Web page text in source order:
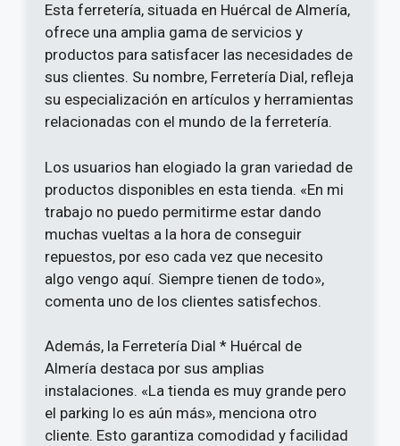
Esta ferretería, situada en Huércal de Almería,
ofrece una amplia gama de servicios y
productos para satisfacer las necesidades de
sus clientes. Su nombre, Ferretería Dial, refleja
su especialización en artículos y herramientas
relacionadas con el mundo de la ferretería.
Los usuarios han elogiado la gran variedad de
productos disponibles en esta tienda. «En mi
trabajo no puedo permitirme estar dando
muchas vueltas a la hora de conseguir
repuestos, por eso cada vez que necesito
algo vengo aquí. Siempre tienen de todo»,
comenta uno de los clientes satisfechos.
Además, la Ferretería Dial * Huércal de
Almería destaca por sus amplias
instalaciones. «La tienda es muy grande pero
el parking lo es aún más», menciona otro
cliente. Esto garantiza comodidad y facilidad